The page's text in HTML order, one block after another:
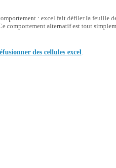
: excel fait défiler la feuille
comportement alternatif est tout
des cellules excel.